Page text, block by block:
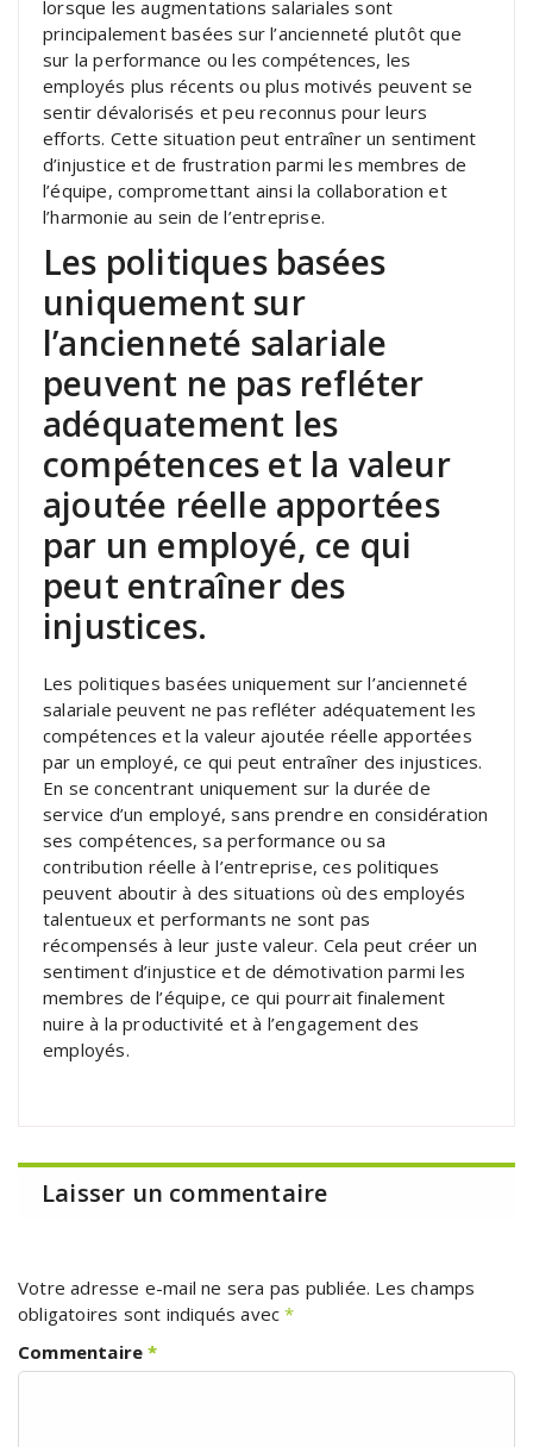
lorsque les augmentations salariales sont
principalement basées sur l’ancienneté plutôt que
sur la performance ou les compétences, les
employés plus récents ou plus motivés peuvent se
sentir dévalorisés et peu reconnus pour leurs
efforts. Cette situation peut entraîner un sentiment
d’injustice et de frustration parmi les membres de
l’équipe, compromettant ainsi la collaboration et
l’harmonie au sein de l’entreprise.
Les politiques basées
uniquement sur
l’ancienneté salariale
peuvent ne pas refléter
adéquatement les
compétences et la valeur
ajoutée réelle apportées
par un employé, ce qui
peut entraîner des
injustices.
Les politiques basées uniquement sur l’ancienneté
salariale peuvent ne pas refléter adéquatement les
compétences et la valeur ajoutée réelle apportées
par un employé, ce qui peut entraîner des injustices.
En se concentrant uniquement sur la durée de
service d’un employé, sans prendre en considération
ses compétences, sa performance ou sa
contribution réelle à l’entreprise, ces politiques
peuvent aboutir à des situations où des employés
talentueux et performants ne sont pas
récompensés à leur juste valeur. Cela peut créer un
sentiment d’injustice et de démotivation parmi les
membres de l’équipe, ce qui pourrait finalement
nuire à la productivité et à l’engagement des
employés.
Laisser un commentaire
Votre adresse e-mail ne sera pas publiée. Les champs
obligatoires sont indiqués avec*
Commentaire*